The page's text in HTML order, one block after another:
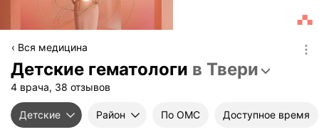
Вся медицина
Детские гематологи в Твери
4 врача, 38 отзывов
Детские Район По ОМС Доступное время